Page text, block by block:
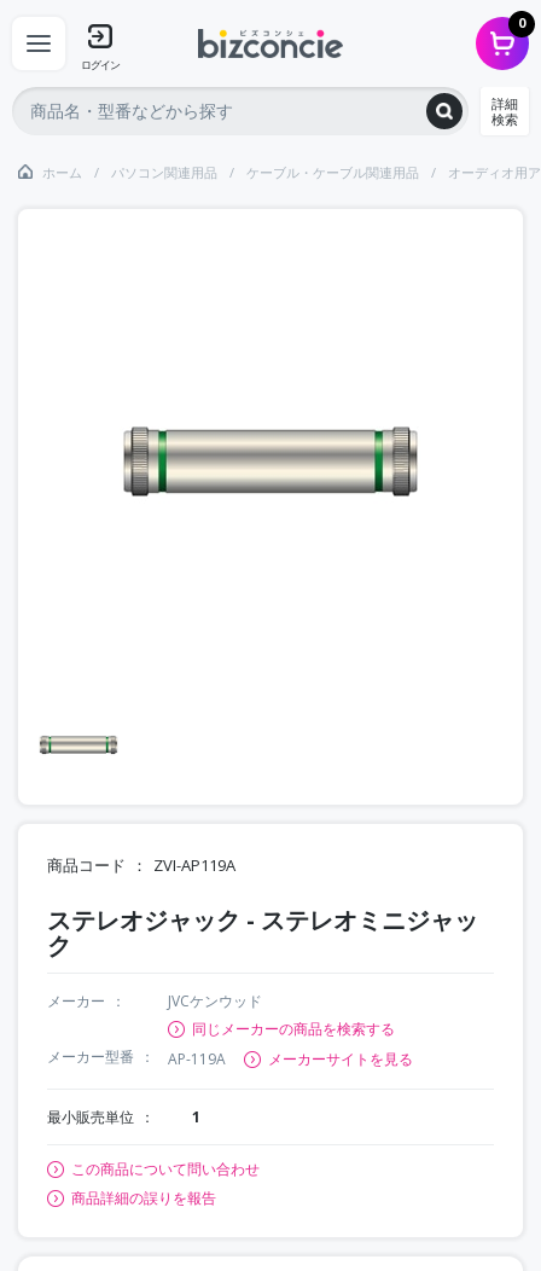
ログイン
0
詳細
検索
ホーム パソコン関連用品 ケーブル・ケーブル関連用品 オーディオ用
商品コード ZVI-AP119A
ステレオジャック - ステレオミニジャッ
ク
メーカー
JVCケンウッド
同じメーカーの商品を検索する
メーカー型番
AP-119A メーカーサイトを見る
最小販売単位 1
この商品について問い合わせ
商品詳細の誤りを報告